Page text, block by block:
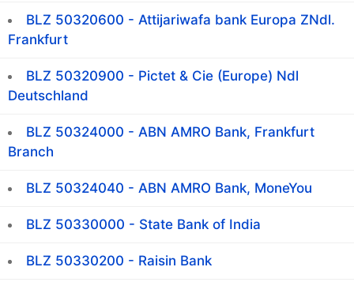
BLZ 50320600 - Attijariwafa bank Europa ZNdl.
Frankfurt
BLZ 50320900 - Pictet & Cie (Europe) Ndl
Deutschland
BLZ 50324000 - ABN AMRO Bank, Frankfurt
Branch
BLZ 50324040 - ABN AMRO Bank, MoneYou
BLZ 50330000 - State Bank of India
BLZ 50330200 - Raisin Bank